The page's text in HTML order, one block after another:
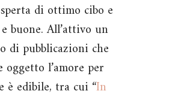
di ottimo cibo e
buone. All’attivo un
di pubblicazioni che
oggetto l’amore per
è edibile, tra cui “In